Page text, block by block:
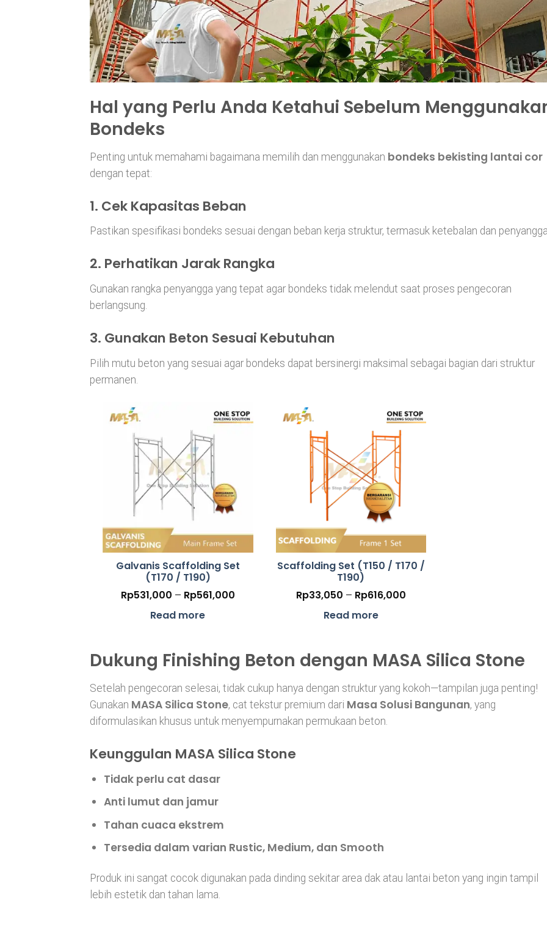
Hal yang Perlu Anda Ketahui Sebelum
Bondeks
Penting untuk memahami bagaimana memilih dan menggunakan bondeks bekisting lantai cor
dengan tepat:
1. Cek Kapasitas Beban
Pastikan spesifikasi bondeks sesuai dengan beban kerja struktur, termasuk ketebalan dan
2. Perhatikan Jarak Rangka
Gunakan rangka penyangga yang tepat agar bondeks tidak melendut saat proses pengecoran
berlangsung.
3. Gunakan Beton Sesuai Kebutuhan
Pilih mutu beton yang sesuai agar bondeks dapat bersinergi maksimal sebagai bagian dari struktur
permanen.
Galvanis Scaffolding Set
(T170 / T190)
Rp531,000 – Rp561,000Price
Read more
Scaffolding Set (T150 / T170 /
T190)
Rp33,050 – Rp616,000Price
Read more
Dukung Finishing Beton dengan MASA Silica Stone
Setelah pengecoran selesai, tidak cukup hanya dengan struktur yang kokoh—tampilan juga penting!
Gunakan MASA Silica Stone, cat tekstur premium dari Masa Solusi Bangunan, yang
diformulasikan khusus untuk menyempurnakan permukaan beton.
Keunggulan MASA Silica Stone
Tidak perlu cat dasar
Anti lumut dan jamur
Tahan cuaca ekstrem
Tersedia dalam varian Rustic, Medium, dan Smooth
Produk ini sangat cocok digunakan pada dinding sekitar area dak atau lantai beton yang ingin tampil
lebih estetik dan tahan lama.